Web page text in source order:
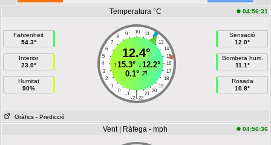
Temperatura °C
04:56:31
Fahrenheit
54.3°
Interior
23.0°
Humitat
90%
10
9 11
8
12
7
13
6
14
5
15
4
16
3
17
2
18
1
19
0
20
-1 21
|
-2 22
12.4°
↑15.3°↓12.2°
0.1°
Sensació
12.0°
Bombeta hum.
11.1°
Rosada
10.8°
Gràfics - Predicció
Vent | Ràfega - mph 04:56:36